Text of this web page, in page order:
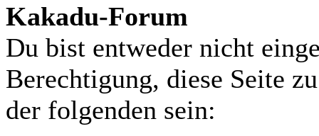
Kakadu-Forum
Du bist entweder nicht
Berechtigung, diese Seite
der folgenden sein: